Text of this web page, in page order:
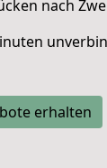
nach
erhalten